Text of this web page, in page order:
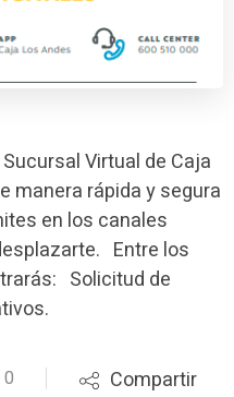
Virtual de Caja
manera rápida y segura
en los canales
Entre los
Solicitud de
0 Compartir